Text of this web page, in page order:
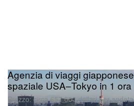
Agenzia di viaggi
spaziale USA–Tokyo in 1 ora
Prezzo: circa 657.000 dollari per